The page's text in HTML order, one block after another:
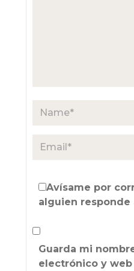
Avísame por
alguien
Guarda mi
electrónico y